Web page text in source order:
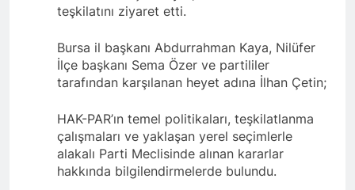
Kurdistan24 te Cemal
Batun’un konuğu oldu.
1 Yıl Ago
Siracettin Sarı; Almanya-
Bottrop’da “Ortadoğu,
Kürtler ve Yeni Dönem
Stratejileri” üzerine bir
1 Yıl Ago
HAK-PAR pm üyesi
Seracettin Sarı, 06.04.2025
Bottrop kendinden sonra,
Hamburg kentinde de
”Ortadoğu, Kürtler ve Yeni
Dönem Stratejileri” üzerine
1 Yıl Ago
HAK-PAR Genel başkanı
Meclise davet edildi.
1 Yıl Ago
teşkilatını ziyaret etti.
Bursa il başkanı Abdurrahman Kaya, Nilüfer
İlçe başkanı Sema Özer ve partililer
tarafından karşılanan heyet adına İlhan Çetin;
HAK-PAR’ın temel politikaları, teşkilatlanma
çalışmaları ve yaklaşan yerel seçimlerle
alakalı Parti Meclisinde alınan kararlar
hakkında bilgilendirmelerde bulundu.